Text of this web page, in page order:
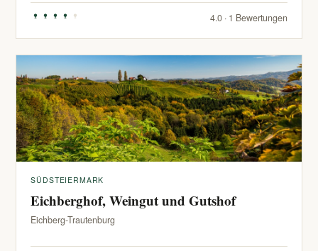
4.0 · 1 Bewertungen
SÜDSTEIERMARK
Eichberghof, Weingut und Gutshof
Eichberg-Trautenburg